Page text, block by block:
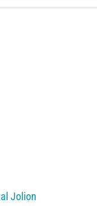
Jolion